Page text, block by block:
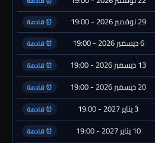
29 نوفمبر 2026 - 19:00 ⏰ قادمة
6 ديسمبر 2026 - 19:00 ⏰ قادمة
13 ديسمبر 2026 - 19:00 ⏰ قادمة
20 ديسمبر 2026 - 19:00 ⏰ قادمة
3 يناير 2027 - 19:00 ⏰ قادمة
10 يناير 2027 - 19:00 ⏰ قادمة